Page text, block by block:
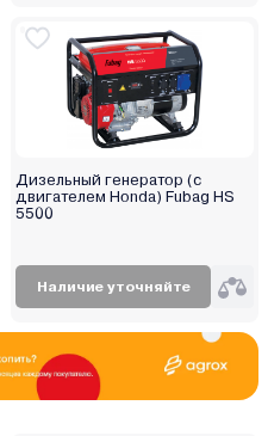
Дизельный генератор (с
двигателем Honda) Fubag HS
5500
Наличие уточняйте